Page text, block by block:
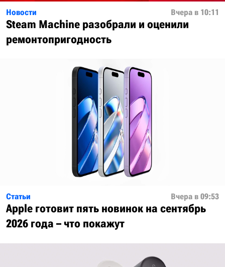
Новости Вчера в 10:11
Steam Machine разобрали и оценили
ремонтопригодность
Статьи Вчера в 09:53
Apple готовит пять новинок на сентябрь
2026 года – что покажут